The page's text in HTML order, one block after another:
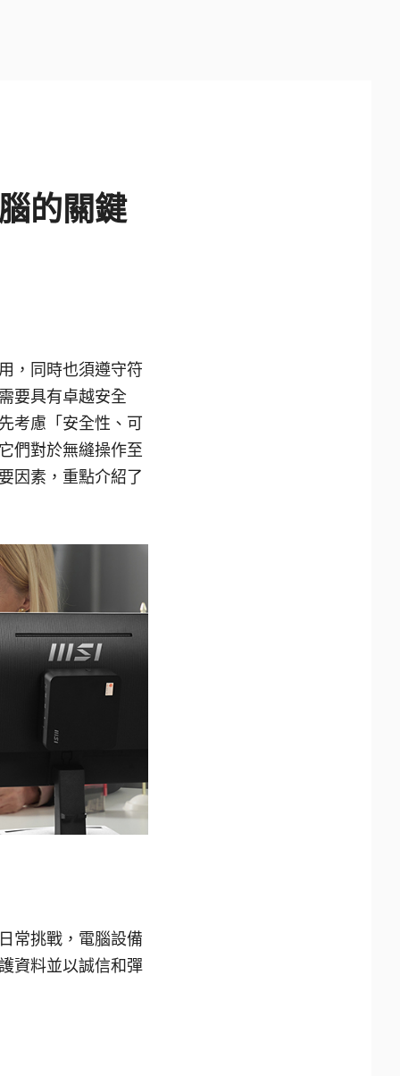
的關鍵
，同時也須遵守符
要具有卓越安全
考慮「安全性、可
們對於無縫操作至
因素，重點介紹了
常挑戰，電腦設備
資料並以誠信和彈